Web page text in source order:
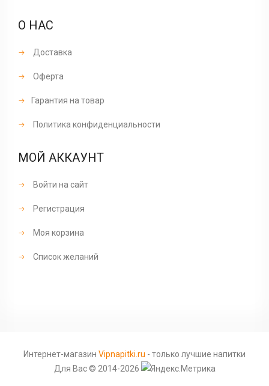
О НАС
Доставка
Оферта
Гарантия на товар
Политика конфиденциальности
МОЙ АККАУНТ
Войти на сайт
Регистрация
Моя корзина
Список желаний
Интернет-магазин Vipnapitki.ru - только лучшие напитки
Для Вас © 2014-2026